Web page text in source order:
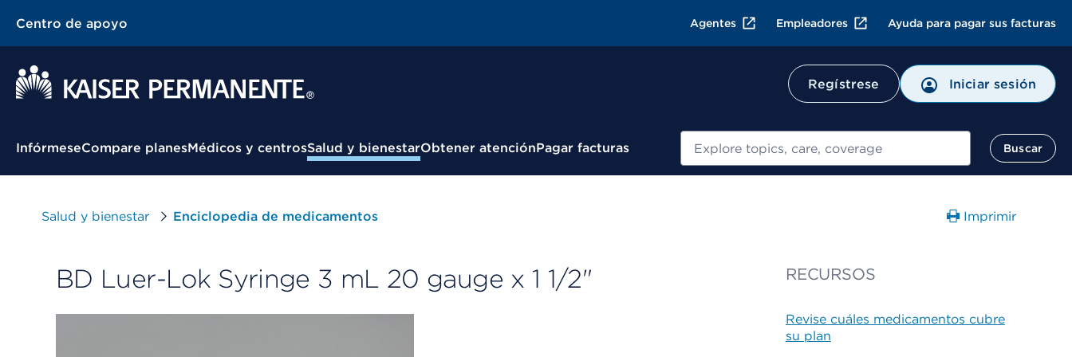
Centro de apoyo Agentes Empleadores Ayuda para pagar sus facturas
Regístrese Iniciar sesión
Menú contextual
InfórmeseCompare planesMédicos y centrosSalud y bienestarObtener atenciónPagar facturas Buscar
Salud y bienestar Enciclopedia de medicamentos Imprimir
BD Luer-Lok Syringe 3 mL 20 gauge x 1 1/2" RECURSOS
Revise cuáles medicamentos cubre
su plan